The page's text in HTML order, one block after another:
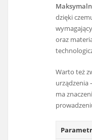
dzięki
oraz
Warto też
urządzenia
ma
Parametr